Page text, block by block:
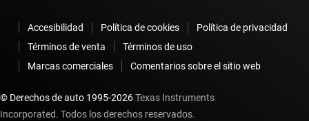
Accesibilidad Política de cookies
Política de privacidad
Términos de venta
Términos de uso
Marcas comerciales
Comentarios sobre el sitio web
© Derechos de auto 1995-2026Texas Instruments
Incorporated. Todos los derechos reservados.